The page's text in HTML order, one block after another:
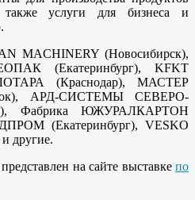
услуги для бизнеса и
MACHINERY (Новосибирск),
(Екатеринбург), KFKT
(Краснодар), МАСТЕР
АРД-СИСТЕМЫ СЕВЕРО-
Фабрика ЮЖУРАЛКАРТОН
(Екатеринбург), VESKO
другие.
на сайте выставке по